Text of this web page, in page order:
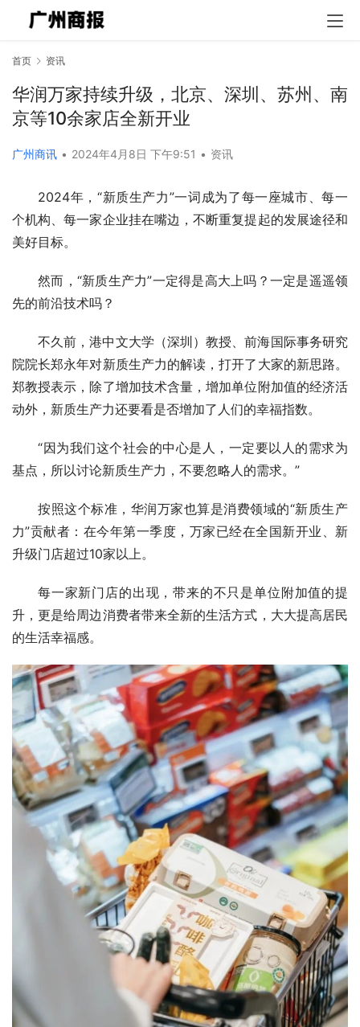
首页 资讯
华润万家持续升级，北京、深圳、苏州、南
京等10余家店全新开业
广州商讯 • 2024年4月8日 下午9:51 • 资讯
2024年，“新质生产力”一词成为了每一座城市、每一
个机构、每一家企业挂在嘴边，不断重复提起的发展途径和
美好目标。
然而，“新质生产力”一定得是高大上吗？一定是遥遥领
先的前沿技术吗？
不久前，港中文大学（深圳）教授、前海国际事务研究
院院长郑永年对新质生产力的解读，打开了大家的新思路。
郑教授表示，除了增加技术含量，增加单位附加值的经济活
动外，新质生产力还要看是否增加了人们的幸福指数。
“因为我们这个社会的中心是人，一定要以人的需求为
基点，所以讨论新质生产力，不要忽略人的需求。”
按照这个标准，华润万家也算是消费领域的“新质生产
力”贡献者：在今年第一季度，万家已经在全国新开业、新
升级门店超过10家以上。
每一家新门店的出现，带来的不只是单位附加值的提
升，更是给周边消费者带来全新的生活方式，大大提高居民
的生活幸福感。